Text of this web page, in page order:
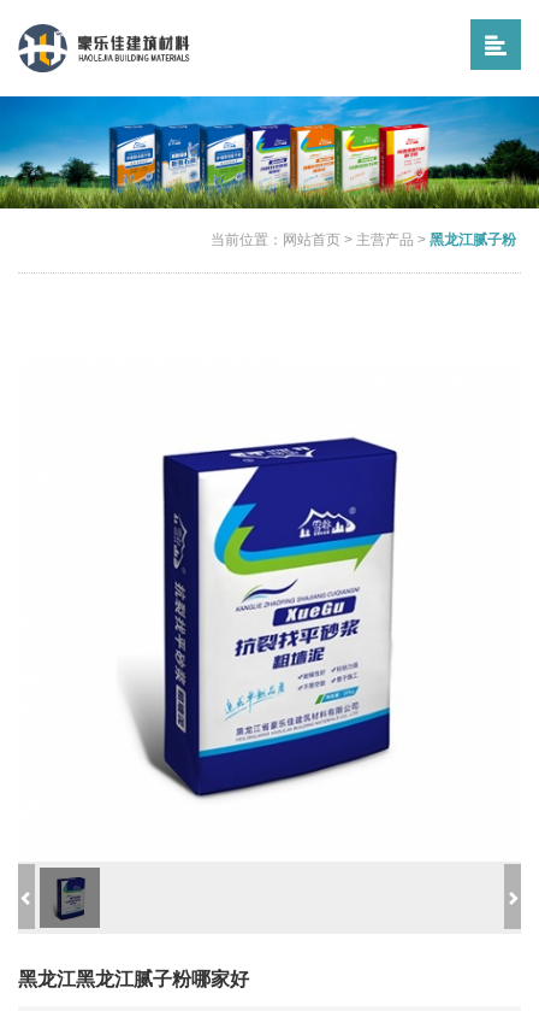
当前位置： 网站首页 > 主营产品 > 黑龙江腻子粉
黑龙江黑龙江腻子粉哪家好